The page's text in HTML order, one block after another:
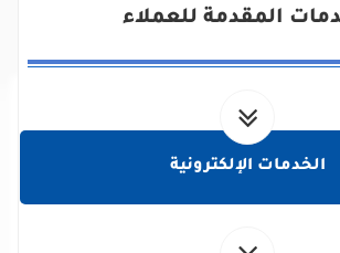
المقدمة للعملاء
الخدمات الإلكترونية